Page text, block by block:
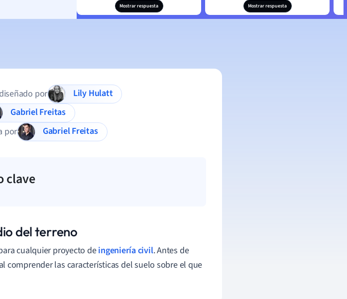
Mostrar respuesta Mostrar respuesta
por
Lily Hulatt
Gabriel Freitas
por
Gabriel Freitas
clave
del terreno
cualquier proyecto deingeniería civil. Antes de
comprender las características del suelo sobre el que